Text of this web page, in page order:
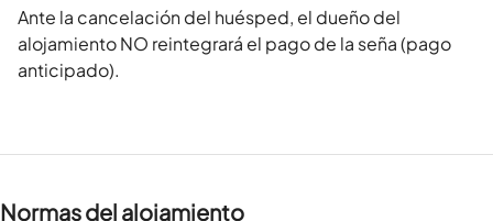
Ante la cancelación del huésped, el dueño del
alojamiento NO reintegrará el pago de la seña (pago
anticipado).
Normas del alojamiento